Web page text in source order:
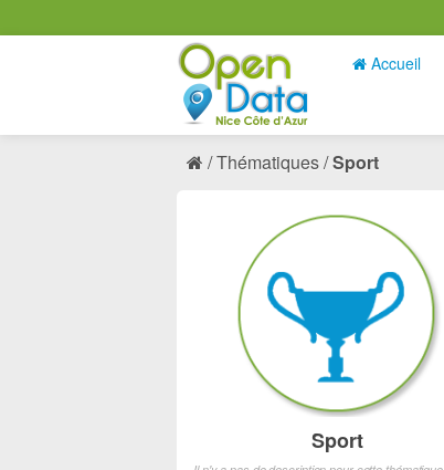
Accueil
Thématiques Sport
Sport